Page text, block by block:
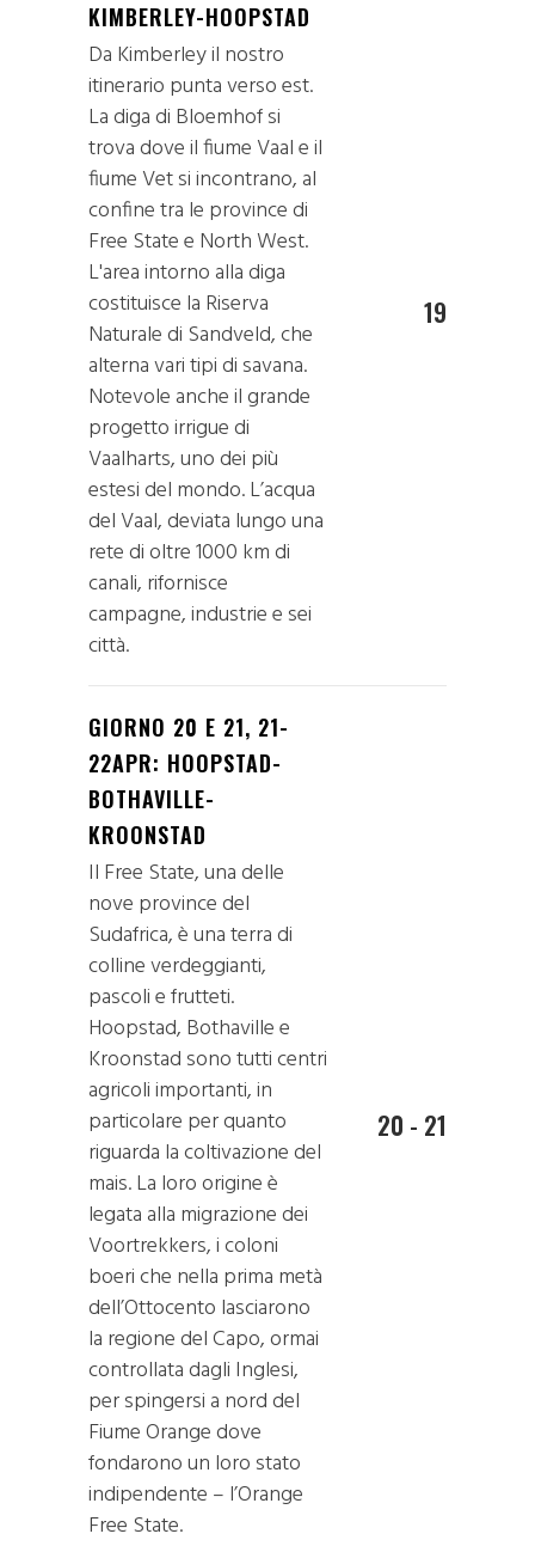
KIMBERLEY-HOOPSTAD
Da Kimberley il nostro
itinerario punta verso est.
La diga di Bloemhof si
trova dove il fiume Vaal e il
fiume Vet si incontrano, al
confine tra le province di
Free State e North West.
L'area intorno alla diga
costituisce la Riserva
Naturale di Sandveld, che
alterna vari tipi di savana.
Notevole anche il grande
progetto irrigue di
Vaalharts, uno dei più
estesi del mondo. L’acqua
del Vaal, deviata lungo una
rete di oltre 1000 km di
canali, rifornisce
campagne, industrie e sei
città.
19
GIORNO 20 E 21, 21-
22APR: HOOPSTAD-
BOTHAVILLE-
KROONSTAD
Il Free State, una delle
nove province del
Sudafrica, è una terra di
colline verdeggianti,
pascoli e frutteti.
Hoopstad, Bothaville e
Kroonstad sono tutti centri
agricoli importanti, in
particolare per quanto
riguarda la coltivazione del
mais. La loro origine è
legata alla migrazione dei
Voortrekkers, i coloni
boeri che nella prima metà
dell’Ottocento lasciarono
la regione del Capo, ormai
controllata dagli Inglesi,
per spingersi a nord del
Fiume Orange dove
fondarono un loro stato
indipendente – l’Orange
Free State.
20 - 21